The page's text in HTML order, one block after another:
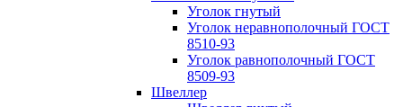
Уголок гнутый
Уголок неравнополочный ГОСТ
8510-93
Уголок равнополочный ГОСТ
8509-93
Швеллер